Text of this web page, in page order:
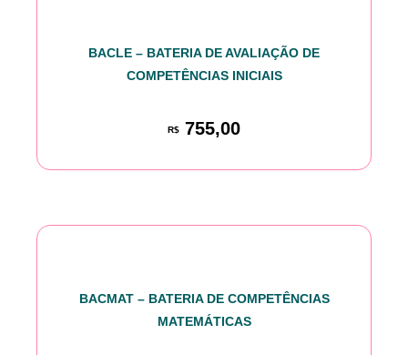
BACLE – BATERIA DE AVALIAÇÃO DE
COMPETÊNCIAS INICIAIS
R$ 755,00
BACMAT – BATERIA DE COMPETÊNCIAS
MATEMÁTICAS